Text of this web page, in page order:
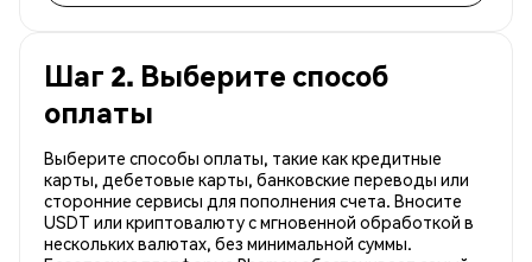
Шаг 2. Выберите способ
оплаты
Выберите способы оплаты, такие как кредитные
карты, дебетовые карты, банковские переводы или
сторонние сервисы для пополнения счета. Вносите
USDT или криптовалюту с мгновенной обработкой в
нескольких валютах, без минимальной суммы.